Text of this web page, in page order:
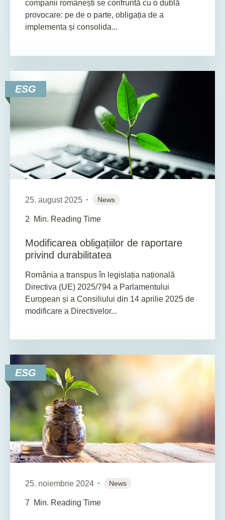
companii românești se confruntă cu o dublă
provocare: pe de o parte, obligația de a
implementa și consolida...
ESG
25. august 2025 News
2 Min. Reading Time
Modificarea obligațiilor de raportare
privind durabilitatea
România a transpus în legislația națională
Directiva (UE) 2025/794 a Parlamentului
European și a Consiliului din 14 aprilie 2025 de
modificare a Directivelor...
ESG
25. noiembrie 2024 News
7 Min. Reading Time